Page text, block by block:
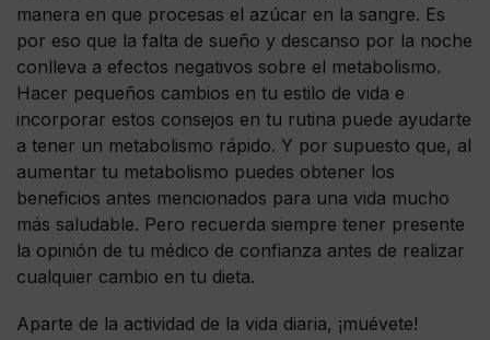
manera en que procesas el azúcar en la sangre. Es
por eso que la falta de sueño y descanso por la noche
conlleva a efectos negativos sobre el metabolismo.
Hacer pequeños cambios en tu estilo de vida e
incorporar estos consejos en tu rutina puede ayudarte
a tener un metabolismo rápido. Y por supuesto que, al
aumentar tu metabolismo puedes obtener los
beneficios antes mencionados para una vida mucho
más saludable. Pero recuerda siempre tener presente
la opinión de tu médico de confianza antes de realizar
cualquier cambio en tu dieta.
Aparte de la actividad de la vida diaria, ¡muévete!